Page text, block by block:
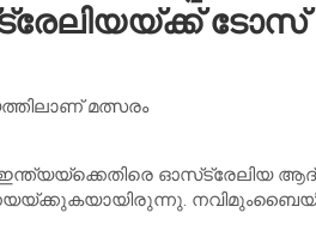
ടോസ്
മത്സരം
ഓസ്‌ട്രേലിയ